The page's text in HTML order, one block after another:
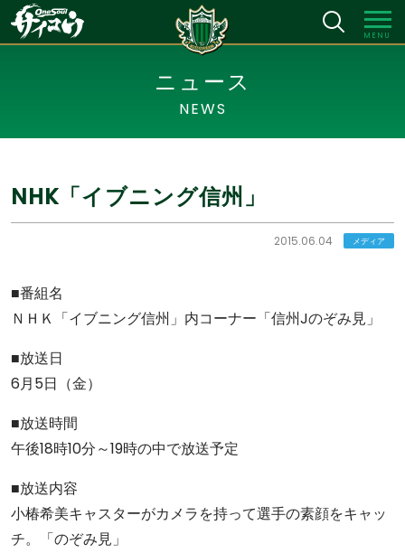
MENU
ニュース
NEWS
NHK「イブニング信州」
2015.06.04 メディア
■番組名
ＮＨＫ「イブニング信州」内コーナー「信州Jのぞみ見」
■放送日
6月5日（金）
■放送時間
午後18時10分～19時の中で放送予定
■放送内容
小椿希美キャスターがカメラを持って選手の素顔をキャッ
チ。「のぞみ見」